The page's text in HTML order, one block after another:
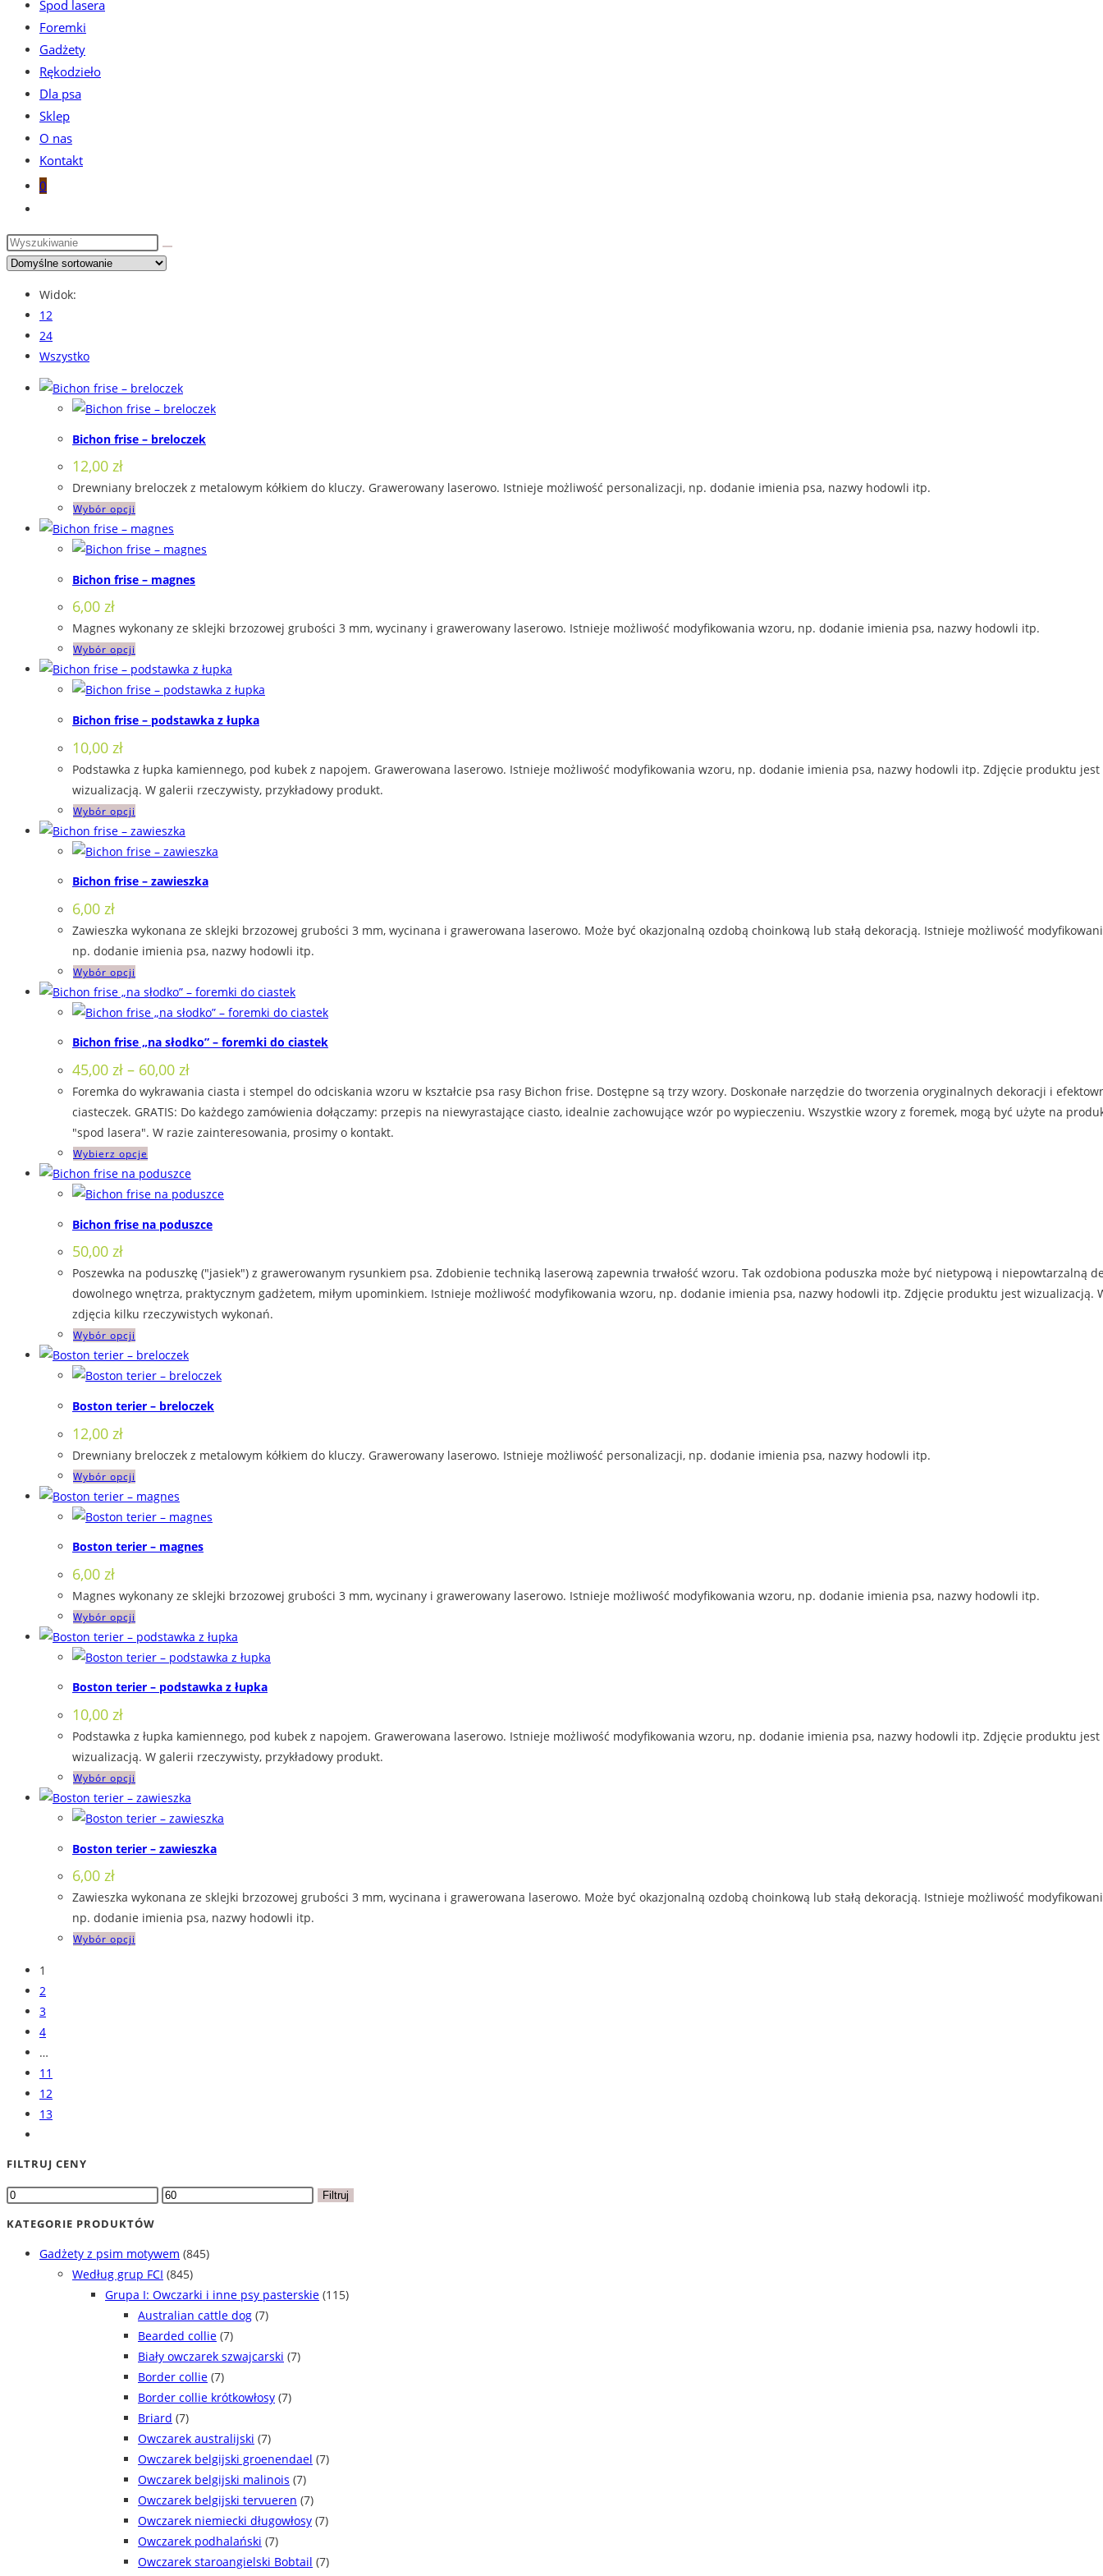
Spod lasera
Foremki
Gadżety
Rękodzieło
Dla psa
Sklep
O nas
Kontakt
0
website
search
Widok:
12
24
Wszystko
Bichon frise – breloczek
12,00 zł
Drewniany breloczek z metalowym kółkiem do kluczy. Grawerowany laserowo. Istnieje możliwość personalizacji, np. dodanie imienia psa, nazwy hodowli itp.
Wybór opcji
produkt
ma
wariantów.
można
na
stronie
produktu
Bichon frise – magnes
6,00 zł
Magnes wykonany ze sklejki brzozowej grubości 3 mm, wycinany i grawerowany laserowo. Istnieje możliwość modyfikowania wzoru, np. dodanie imienia psa, nazwy hodowli itp.
Wybór opcji
produkt
ma
wariantów.
można
wybrać
stronie
produktu
Bichon frise – podstawka z łupka
10,00 zł
Podstawka z łupka kamiennego, pod kubek z napojem. Grawerowana laserowo. Istnieje możliwość modyfikowania wzoru, np. dodanie imienia psa, nazwy hodowli itp. Zdjęcie produktu jest
wizualizacją. W galerii rzeczywisty, przykładowy produkt.
Wybór opcji
produkt
ma
wariantów.
można
wybrać
stronie
produktu
Bichon frise – zawieszka
6,00 zł
Zawieszka wykonana ze sklejki brzozowej grubości 3 mm, wycinana i grawerowana laserowo. Może być okazjonalną ozdobą choinkową lub stałą dekoracją. Istnieje możliwość
np. dodanie imienia psa, nazwy hodowli itp.
Wybór opcji
produkt
ma
wariantów.
Opcje
można
wybrać
na
stronie
produktu
Bichon frise „na słodko” – foremki do ciastek
45,00 zł – 60,00 złZakres
cen:
od
45,00 zł
do
60,00 zł
Foremka do wykrawania ciasta i stempel do odciskania wzoru w kształcie psa rasy Bichon frise. Dostępne są trzy wzory. Doskonałe narzędzie do tworzenia oryginalnych dekoracji i
ciasteczek. GRATIS: Do każdego zamówienia dołączamy: przepis na niewyrastające ciasto, idealnie zachowujące wzór po wypieczeniu. Wszystkie wzory z foremek, mogą być użyte na
"spod lasera". W razie zainteresowania, prosimy o kontakt.
Wybierz opcje
produkt
ma
wariantów.
można
wybrać
na
produktu
Bichon frise na poduszce
50,00 zł
Poszewka na poduszkę ("jasiek") z grawerowanym rysunkiem psa. Zdobienie techniką laserową zapewnia trwałość wzoru. Tak ozdobiona poduszka może być nietypową i niepowtarzalną
dowolnego wnętrza, praktycznym gadżetem, miłym upominkiem. Istnieje możliwość modyfikowania wzoru, np. dodanie imienia psa, nazwy hodowli itp. Zdjęcie produktu jest wizualizacją.
zdjęcia kilku rzeczywistych wykonań.
Wybór opcji
produkt
ma
wariantów.
można
na
stronie
Boston terier – breloczek
12,00 zł
Drewniany breloczek z metalowym kółkiem do kluczy. Grawerowany laserowo. Istnieje możliwość personalizacji, np. dodanie imienia psa, nazwy hodowli itp.
Wybór opcji
produkt
ma
wariantów.
można
na
stronie
produktu
Boston terier – magnes
6,00 zł
Magnes wykonany ze sklejki brzozowej grubości 3 mm, wycinany i grawerowany laserowo. Istnieje możliwość modyfikowania wzoru, np. dodanie imienia psa, nazwy hodowli itp.
Wybór opcji
produkt
ma
wariantów.
można
wybrać
stronie
produktu
Boston terier – podstawka z łupka
10,00 zł
Podstawka z łupka kamiennego, pod kubek z napojem. Grawerowana laserowo. Istnieje możliwość modyfikowania wzoru, np. dodanie imienia psa, nazwy hodowli itp. Zdjęcie produktu jest
wizualizacją. W galerii rzeczywisty, przykładowy produkt.
Wybór opcji
produkt
ma
wariantów.
można
wybrać
Boston terier – zawieszka
6,00 zł
Zawieszka wykonana ze sklejki brzozowej grubości 3 mm, wycinana i grawerowana laserowo. Może być okazjonalną ozdobą choinkową lub stałą dekoracją. Istnieje możliwość
np. dodanie imienia psa, nazwy hodowli itp.
Wybór opcji
1
2
3
4
…
11
12
13
FILTRUJ CENY
Cena
Cena
Filtruj
KATEGORIE PRODUKTÓW
Gadżety z psim motywem (845)
Według grup FCI (845)
Grupa I: Owczarki i inne psy pasterskie (115)
Australian cattle dog (7)
Bearded collie (7)
Biały owczarek szwajcarski (7)
Border collie (7)
Border collie krótkowłosy (7)
Briard (7)
Owczarek australijski (7)
Owczarek belgijski groenendael (7)
Owczarek belgijski malinois (7)
Owczarek belgijski tervueren (7)
Owczarek niemiecki długowłosy (7)
Owczarek podhalański (7)
Owczarek staroangielski Bobtail (7)